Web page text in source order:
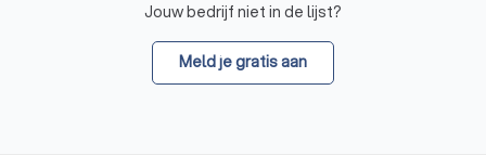
Jouw bedrijf niet in de lijst?
Meld je gratis aan